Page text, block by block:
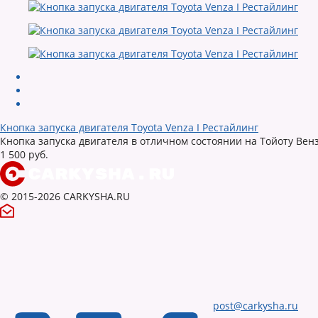
Кнопка запуска двигателя Toyota Venza I Рестайлинг
Кнопка запуска двигателя в отличном состоянии на Тойоту
1 500 руб.
© 2015-2026 CARKYSHA.RU
post@carkysha.ru